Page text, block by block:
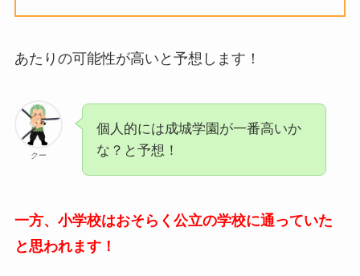
あたりの可能性が高いと予想します！
クー
個人的には成城学園が一番高いか
な？と予想！
一方、小学校はおそらく公立の学校に通っていた
と思われます！